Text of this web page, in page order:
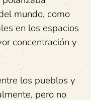
mundo, como
en los espacios
concentración y
los pueblos y
pero no